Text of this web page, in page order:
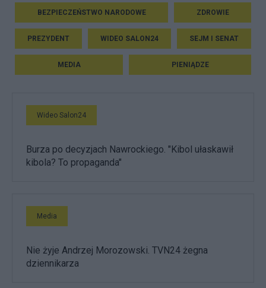
BEZPIECZEŃSTWO NARODOWE ZDROWIE
PREZYDENT WIDEO SALON24 SEJM I SENAT
MEDIA PIENIĄDZE
Wideo Salon24
Burza po decyzjach Nawrockiego. "Kibol ułaskawił
kibola? To propaganda"
Media
Nie żyje Andrzej Morozowski. TVN24 żegna
dziennikarza